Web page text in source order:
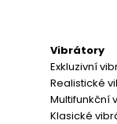
Vibrátory
Exkluzivní
Realistické
Multifunkční
Klasické